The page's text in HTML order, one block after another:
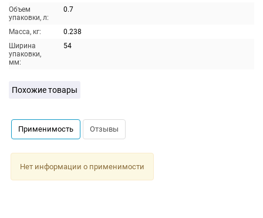
Объем
упаковки, л:
0.7
Масса, кг:
0.238
Ширина
упаковки,
мм:
54
Похожие товары
Применимость Отзывы
Нет информации о применимости